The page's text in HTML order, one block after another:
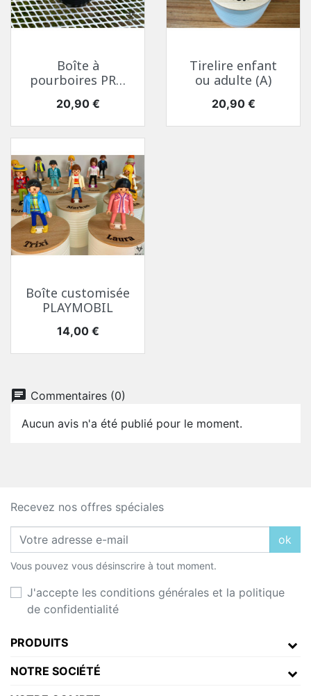
Boîte à
pourboires PRO
Prix
20,90 €
Tirelire enfant
ou adulte (A)
Prix
20,90 €
Boîte customisée
PLAYMOBIL
Prix
14,00 €
chat Commentaires (0)
Aucun avis n'a été publié pour le moment.
Recevez nos offres spéciales
ok
Vous pouvez vous désinscrire à tout moment.
J'accepte les conditions générales et la politique
de confidentialité
PRODUITS
NOTRE SOCIÉTÉ